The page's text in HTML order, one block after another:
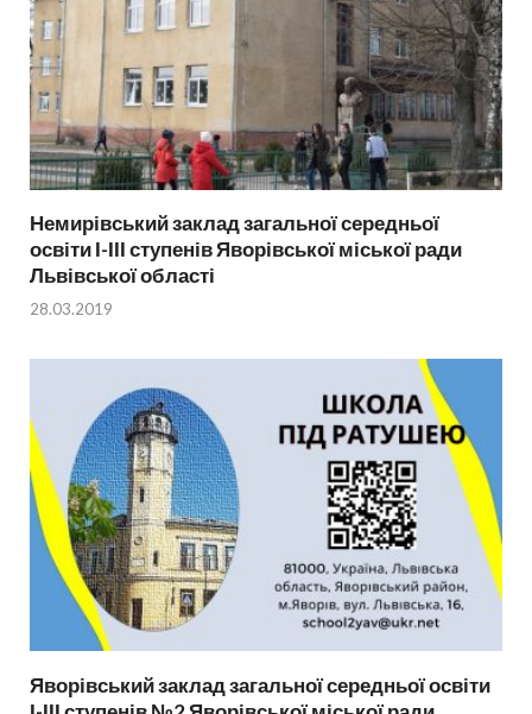
Немирівський заклад загальної середньої
освіти І-ІІІ ступенів Яворівської міської ради
Львівської області
28.03.2019
Яворівський заклад загальної середньої освіти